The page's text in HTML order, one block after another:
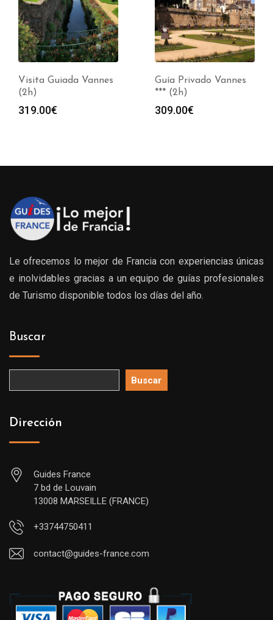
Visita Guiada Vannes
(2h)
319.00€
Guía Privado Vannes
*** (2h)
309.00€
Le ofrecemos lo mejor de Francia con experiencias únicas
e inolvidables gracias a un equipo de guías profesionales
de Turismo disponible todos los días del año.
Buscar
Buscar
Dirección
Guides France
7 bd de Louvain
13008 MARSEILLE (FRANCE)
+33744750411
contact@guides-france.com